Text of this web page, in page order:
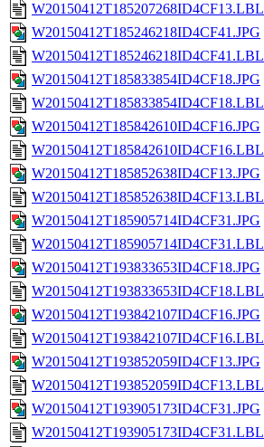
W20150412T185207268ID4CF13.LBL
W20150412T185246218ID4CF41.JPG
W20150412T185246218ID4CF41.LBL
W20150412T185833854ID4CF18.JPG
W20150412T185833854ID4CF18.LBL
W20150412T185842610ID4CF16.JPG
W20150412T185842610ID4CF16.LBL
W20150412T185852638ID4CF13.JPG
W20150412T185852638ID4CF13.LBL
W20150412T185905714ID4CF31.JPG
W20150412T185905714ID4CF31.LBL
W20150412T193833653ID4CF18.JPG
W20150412T193833653ID4CF18.LBL
W20150412T193842107ID4CF16.JPG
W20150412T193842107ID4CF16.LBL
W20150412T193852059ID4CF13.JPG
W20150412T193852059ID4CF13.LBL
W20150412T193905173ID4CF31.JPG
W20150412T193905173ID4CF31.LBL